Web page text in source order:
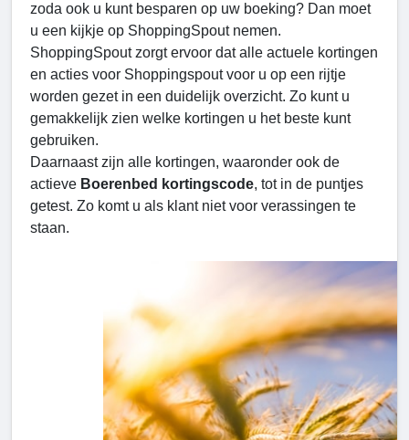
zoda ook u kunt besparen op uw boeking? Dan moet
u een kijkje op ShoppingSpout nemen.
ShoppingSpout zorgt ervoor dat alle actuele kortingen
en acties voor Shoppingspout voor u op een rijtje
worden gezet in een duidelijk overzicht. Zo kunt u
gemakkelijk zien welke kortingen u het beste kunt
gebruiken.
Daarnaast zijn alle kortingen, waaronder ook de
actieve Boerenbed kortingscode, tot in de puntjes
getest. Zo komt u als klant niet voor verassingen te
staan.